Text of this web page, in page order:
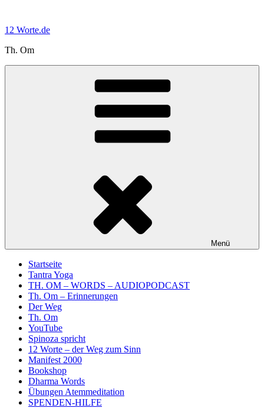
springen
12 Worte.de
Th. Om
Menü
Startseite
Tantra Yoga
TH. OM – WORDS – AUDIOPODCAST
Th. Om – Erinnerungen
Der Weg
Th. Om
YouTube
Spinoza spricht
12 Worte – der Weg zum Sinn
Manifest 2000
Bookshop
Dharma Words
Übungen Atemmeditation
SPENDEN-HILFE